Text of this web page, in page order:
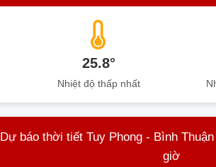
25.8°
Nhiệt độ thấp nhất
Dự báo thời tiết Tuy Phong - Bình
giờ